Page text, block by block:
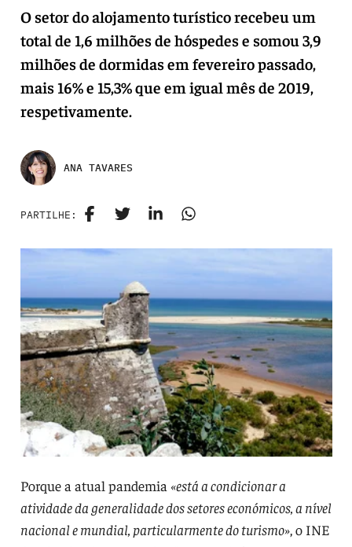
O setor do alojamento turístico recebeu um
total de 1,6 milhões de hóspedes e somou 3,9
milhões de dormidas em fevereiro passado,
mais 16% e 15,3% que em igual mês de 2019,
respetivamente.
ANA TAVARES
PARTILHE:
Porque a atual pandemia «está a condicionar a
atividade da generalidade dos setores económicos, a nível
nacional e mundial, particularmente do turismo», o INE